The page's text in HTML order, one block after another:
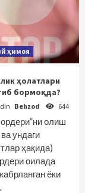
ҳимоя
ҳолатлари
бормоқда?
Behzod 644
олиш
ундаги
ҳақида)
оилада
ёки